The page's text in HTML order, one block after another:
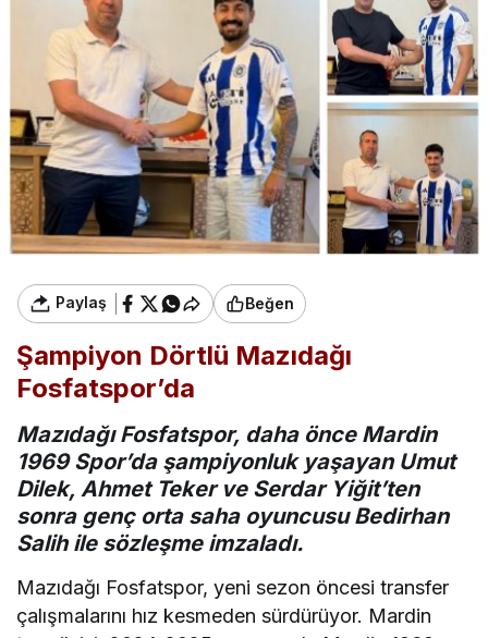
Paylaş Beğen
Şampiyon Dörtlü Mazıdağı
Fosfatspor’da
Mazıdağı Fosfatspor, daha önce Mardin
1969 Spor’da şampiyonluk yaşayan Umut
Dilek, Ahmet Teker ve Serdar Yiğit’ten
sonra genç orta saha oyuncusu Bedirhan
Salih ile sözleşme imzaladı.
Mazıdağı Fosfatspor, yeni sezon öncesi transfer
çalışmalarını hız kesmeden sürdürüyor. Mardin